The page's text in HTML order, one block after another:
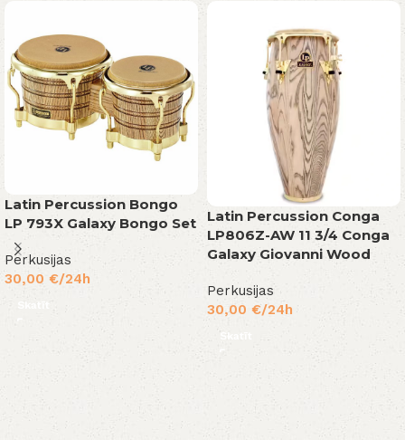
Latin Percussion Bongo
LP 793X Galaxy Bongo Set
Perkusijas
30,00 €/24h
Latin Percussion Conga
LP806Z-AW 11 3/4 Conga
Galaxy Giovanni Wood
Perkusijas
30,00 €/24h
Skatīt